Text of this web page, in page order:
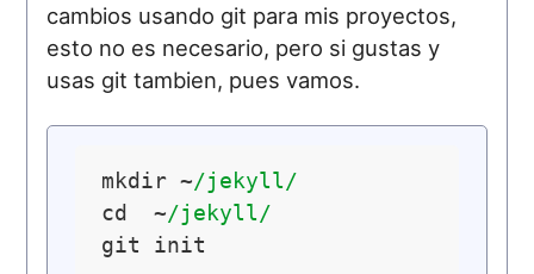
cambios usando git para mis proyectos,
esto no es necesario, pero si gustas y
usas git tambien, pues vamos.
mkdir ~/jekyll/
cd  ~/jekyll/